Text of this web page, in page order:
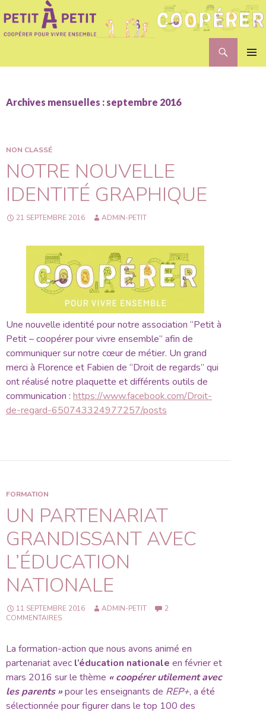
Archives mensuelles : septembre 2016
NON CLASSÉ
NOTRE NOUVELLE
IDENTITÉ GRAPHIQUE
21 SEPTEMBRE 2016 ADMIN-PETIT
Une nouvelle identité pour notre association “Petit à
Petit – coopérer pour vivre ensemble” afin de
communiquer sur notre cœur de métier. Un grand
merci à Florence et Fabien de “Droit de regards” qui
ont réalisé notre plaquette et différents outils de
communication : https://www.facebook.com/Droit-
de-regard-650743324977257/posts
FORMATION
UN PARTENARIAT
GRANDISSANT AVEC
L’ÉDUCATION
NATIONALE
11 SEPTEMBRE 2016 ADMIN-PETIT
2
COMMENTAIRES
La formation-action que nous avons animé en
partenariat avec l’éducation nationale en février et
mars 2016 sur le thème « coopérer utilement avec
les parents »pour les enseignants de REP+, a été
sélectionnée pour figurer dans le top 100 des